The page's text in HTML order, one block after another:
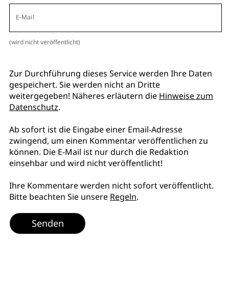
E-Mail
(wird nicht veröffentlicht)
Zur Durchführung dieses Service werden Ihre Daten
gespeichert. Sie werden nicht an Dritte
weitergegeben! Näheres erläutern die Hinweise zum
Datenschutz.
Ab sofort ist die Eingabe einer Email-Adresse
zwingend, um einen Kommentar veröffentlichen zu
können. Die E-Mail ist nur durch die Redaktion
einsehbar und wird nicht veröffentlicht!
Ihre Kommentare werden nicht sofort veröffentlicht.
Bitte beachten Sie unsere Regeln.
Senden